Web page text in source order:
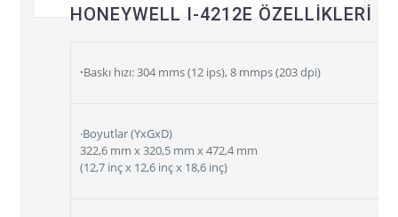
HONEYWELL I-4212E ÖZELLİKLERİ
·Baskı hızı: 304 mms (12 ips), 8 mmps (203 dpi)
·Boyutlar (YxGxD)
322,6 mm x 320,5 mm x 472,4 mm
(12,7 inç x 12,6 inç x 18,6 inç)